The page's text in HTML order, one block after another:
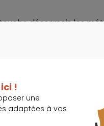
désormais les
la chute la plus
salaires qui stagnent
!
une
adaptées à vos